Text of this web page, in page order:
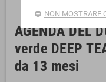
AGENDA DEL
verde DEEP
da 13 mesi
NON MOSTRARE